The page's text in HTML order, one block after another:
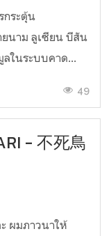
กระตุ้น
ยนาม ลูเซียน บีสัน
ในระบบคาด...
49
- 不死鳥
ผมภาวนาให้